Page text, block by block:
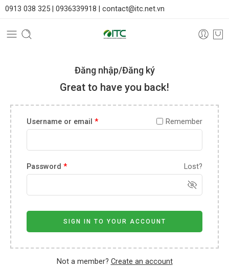
0913 038 325 | 0936339918 | contact@itc.net.vn
Đăng nhập/Đăng ký
Great to have you back!
Username or email * Remember
Password * Lost?
SIGN IN TO YOUR ACCOUNT
Not a member? Create an account